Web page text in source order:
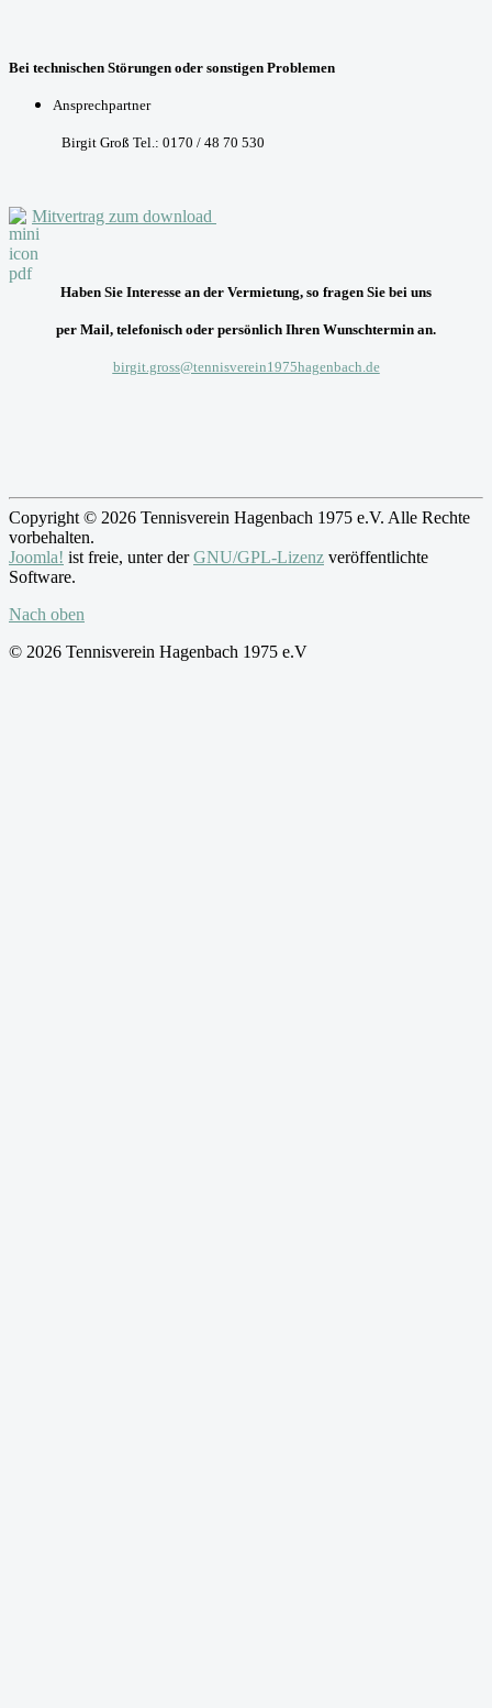
Bei technischen Störungen oder sonstigen Problemen
Ansprechpartner
Birgit Groß Tel.: 0170 / 48 70 530
Mitvertrag zum download
Haben Sie Interesse an der Vermietung, so fragen Sie bei uns
per Mail, telefonisch oder persönlich Ihren Wunschtermin an.
birgit.gross@tennisverein1975hagenbach.de
Copyright © 2026 Tennisverein Hagenbach 1975 e.V. Alle Rechte
vorbehalten.
Joomla! ist freie, unter derGNU/GPL-Lizenz veröffentlichte
Software.
Nach oben
© 2026 Tennisverein Hagenbach 1975 e.V